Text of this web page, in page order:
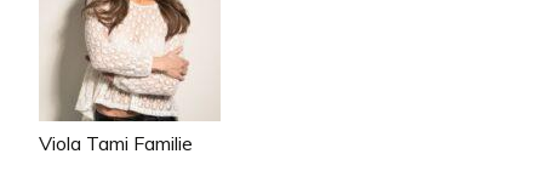
Viola Tami Familie